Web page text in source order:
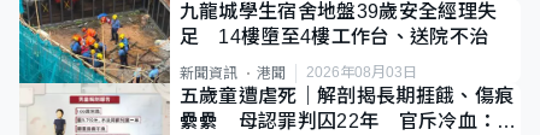
九龍城學生宿舍地盤39歲安全經理失
足 14樓墮至4樓工作台、送院不治
新聞資訊 港聞 2026年08月03日
五歲童遭虐死｜解剖揭長期捱餓、傷痕
纍纍 母認罪判囚22年 官斥冷血：同